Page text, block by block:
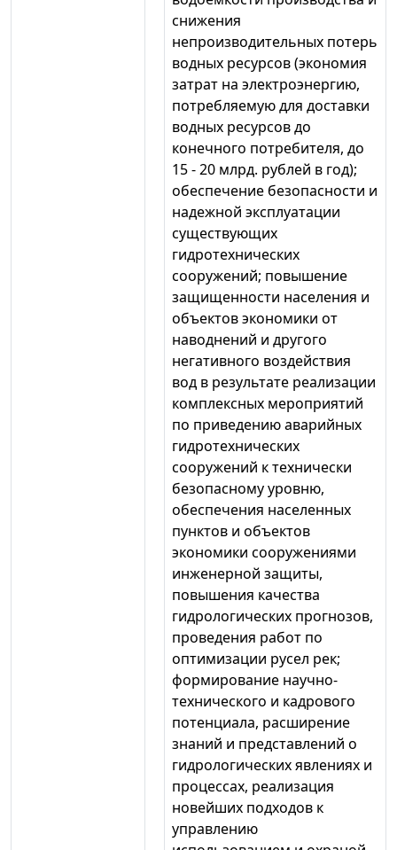
снижения
непроизводительных потерь
водных ресурсов (экономия
затрат на электроэнергию,
потребляемую для доставки
водных ресурсов до
конечного потребителя, до
15 - 20 млрд. рублей в год);
обеспечение безопасности и
надежной эксплуатации
существующих
гидротехнических
сооружений; повышение
защищенности населения и
объектов экономики от
наводнений и другого
негативного воздействия
вод в результате реализации
комплексных мероприятий
по приведению аварийных
гидротехнических
сооружений к технически
безопасному уровню,
обеспечения населенных
пунктов и объектов
экономики сооружениями
инженерной защиты,
повышения качества
гидрологических прогнозов,
проведения работ по
оптимизации русел рек;
формирование научно-
технического и кадрового
потенциала, расширение
знаний и представлений о
гидрологических явлениях и
процессах, реализация
новейших подходов к
управлению